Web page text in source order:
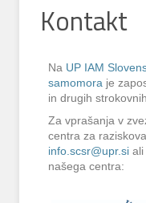
Kontakt
Na UP IAM
samomora je
in drugih
Za vprašanja v
centra za
info.scsr@upr.si ali
našega centra: